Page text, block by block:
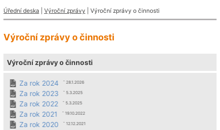
Úřední deska Výroční zprávy | Výroční zprávy o činnosti
Výroční zprávy o činnosti
Výroční zprávy o činnosti
Za rok 2024 ˆ 28.1.2026
Za rok 2023 ˆ 5.3.2025
Za rok 2022 ˆ 5.3.2025
Za rok 2021 ˆ 19.10.2022
Za rok 2020 ˆ 12.12.2021